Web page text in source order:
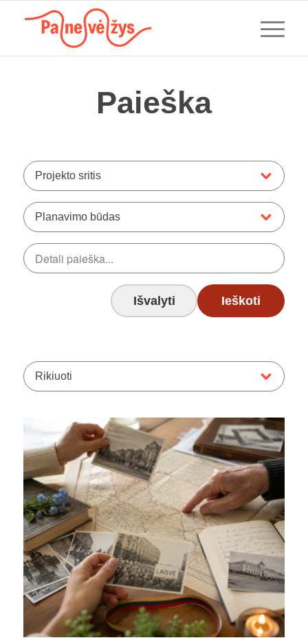
Paieška
Projekto sritis
Planavimo būdas
Išvalyti Ieškoti
Rikiuoti